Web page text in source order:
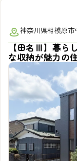
神奈川県相模原市
【田名Ⅲ】暮ら
な収納が魅力の